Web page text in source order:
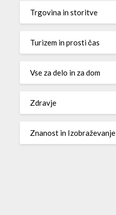
Trgovina in storitve
Turizem in prosti čas
Vse za delo in za dom
Zdravje
Znanost in Izobraževanje